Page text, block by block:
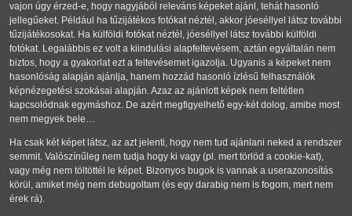
vajon úgy érzed-e, hogy nagyjából releváns képeket ajánl, tehát hasonló
jellegűeket. Például ha tűzijátékos fotókat néztél, akkor jóeséllyel látsz további
tűzijátékosokat. Ha külföldi fotókat néztél, jóeséllyel látsz további külföldi
fotókat. Legalábbis ez volt a kiindulási alapfeltevésem, aztán egyáltalán nem
biztos, hogy a gyakorlat ezt a feltevésemet igazolja. Ugyanis a képeket nem
hasonlóság alapján ajánlja, hanem hozzád hasonló ízlésű felhasználók
képnézegetési szokásai alapján. Azaz az ajánlott képek nem feltétlen
kapcsolódnak egymáshoz. De azért megfigyelhető egy-két dolog, amibe most
nem megyek bele…
Ha csak két képet látsz, az azt jelenti, hogy nem tud ajánlani neked a rendszer
semmit. Valószínűleg nem tudja hogy ki vagy (pl. mert törlöd a cookie-kat),
vagy még nem töltöttél le képet. Bizonyos bugok is vannak a userazonosítás
körül, amiket még nem debugoltam (és egy darabig nem is fogom, mert nem
érek rá).